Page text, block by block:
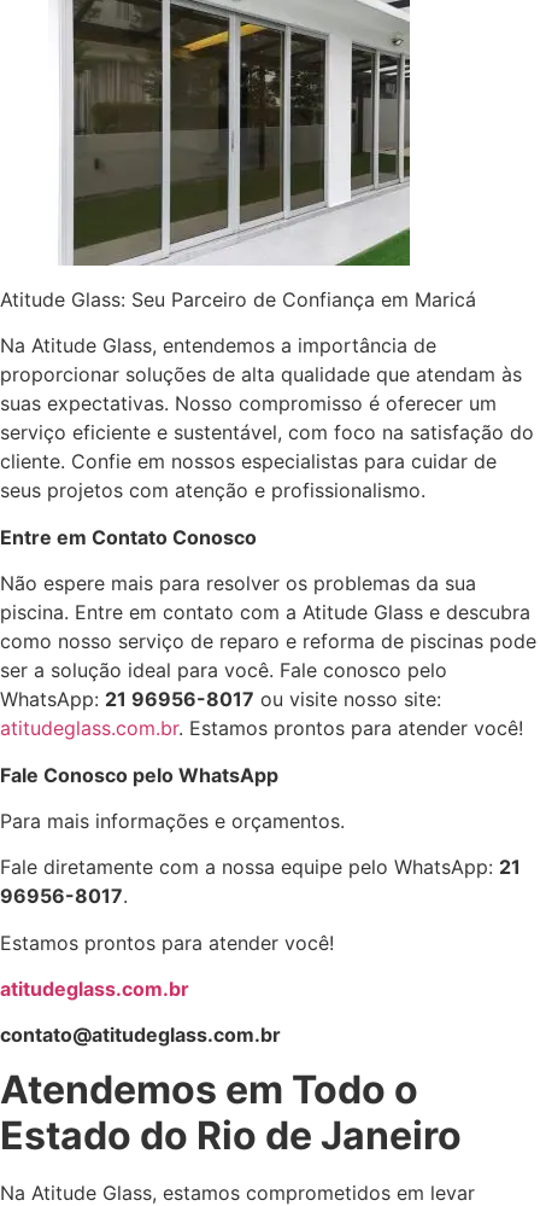
Atitude Glass: Seu Parceiro de Confiança em Maricá
Na Atitude Glass, entendemos a importância de
proporcionar soluções de alta qualidade que atendam às
suas expectativas. Nosso compromisso é oferecer um
serviço eficiente e sustentável, com foco na satisfação do
cliente. Confie em nossos especialistas para cuidar de
seus projetos com atenção e profissionalismo.
Entre em Contato Conosco
Não espere mais para resolver os problemas da sua
piscina. Entre em contato com a Atitude Glass e descubra
como nosso serviço de reparo e reforma de piscinas pode
ser a solução ideal para você. Fale conosco pelo
WhatsApp: 21 96956-8017 ou visite nosso site:
atitudeglass.com.br. Estamos prontos para atender você!
Fale Conosco pelo WhatsApp
Para mais informações e orçamentos.
Fale diretamente com a nossa equipe pelo WhatsApp: 21
96956-8017.
Estamos prontos para atender você!
atitudeglass.com.br
contato@atitudeglass.com.br
Atendemos em Todo o
Estado do Rio de Janeiro
Na Atitude Glass, estamos comprometidos em levar